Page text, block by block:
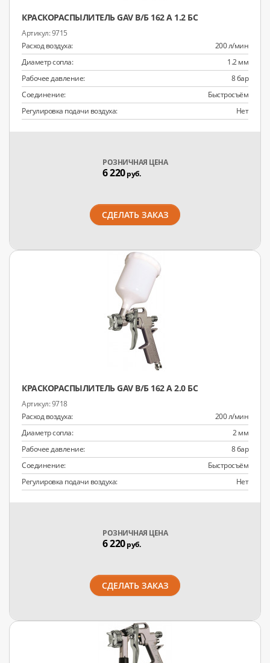
КРАСКОРАСПЫЛИТЕЛЬ GAV В/Б 162 А 1.2 БС
9715
Расход воздуха:
200 л/мин
Диаметр сопла:
1.2 мм
Рабочее давление:
8 бар
Соединение:
Быстросъём
Регулировка подачи воздуха:
Нет
РОЗНИЧНАЯ ЦЕНА
6 220руб.
СДЕЛАТЬ ЗАКАЗ
КРАСКОРАСПЫЛИТЕЛЬ GAV В/Б 162 А 2.0 БС
9718
Расход воздуха:
200 л/мин
Диаметр сопла:
2 мм
Рабочее давление:
8 бар
Соединение:
Быстросъём
Регулировка подачи воздуха:
Нет
РОЗНИЧНАЯ ЦЕНА
6 220руб.
СДЕЛАТЬ ЗАКАЗ